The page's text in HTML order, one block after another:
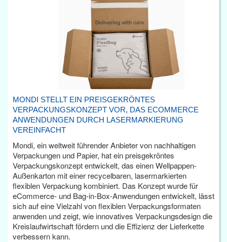
MONDI STELLT EIN PREISGEKRÖNTES
VERPACKUNGSKONZEPT VOR, DAS ECOMMERCE
ANWENDUNGEN DURCH LASERMARKIERUNG
VEREINFACHT
Mondi, ein weltweit führender Anbieter von nachhaltigen
Verpackungen und Papier, hat ein preisgekröntes
Verpackungskonzept entwickelt, das einen Wellpappen-
Außenkarton mit einer recycelbaren, lasermarkierten
flexiblen Verpackung kombiniert. Das Konzept wurde für
eCommerce- und Bag-in-Box-Anwendungen entwickelt, lässt
sich auf eine Vielzahl von flexiblen Verpackungsformaten
anwenden und zeigt, wie innovatives Verpackungsdesign die
Kreislaufwirtschaft fördern und die Effizienz der Lieferkette
verbessern kann.